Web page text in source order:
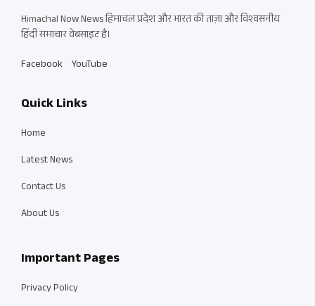
Himachal Now News हिमाचल प्रदेश और भारत की ताज़ा और विश्वसनीय
हिंदी समाचार वेबसाइट है।
Facebook YouTube
Quick Links
Home
Latest News
Contact Us
About Us
Important Pages
Privacy Policy